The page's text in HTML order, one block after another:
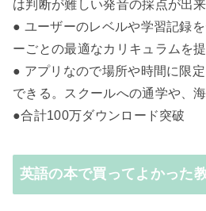
は判断が難しい発音の採点が出来
● ユーザーのレベルや学習記録
ーごとの最適なカリキュラムを
● アプリなので場所や時間に限
できる。スクールへの通学や、
●合計100万ダウンロード突破
英語の本で買ってよかった